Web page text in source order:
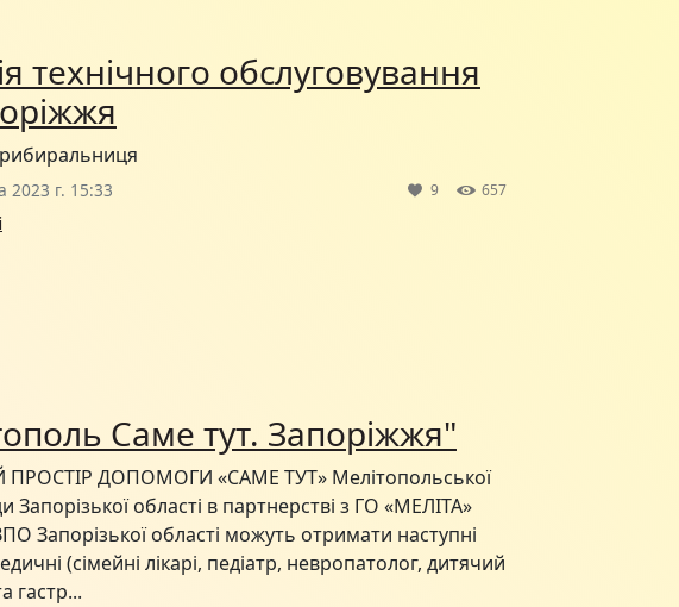
технічного обслуговування
2023 г. 15:33 9 657
Саме тут. Запоріжжя"
ПРОСТІР ДОПОМОГИ «САМЕ ТУТ» Мелітопольської
Запорізької області в партнерстві з ГО «МЕЛІТА»
Запорізької області можуть отримати наступні
(сімейні лікарі, педіатр, невропатолог, дитячий
гастр...